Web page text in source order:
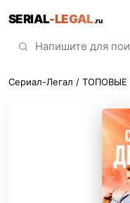
SERIAL-LEGAL.ru
Сериал-Легал / ТОПОВЫЕ